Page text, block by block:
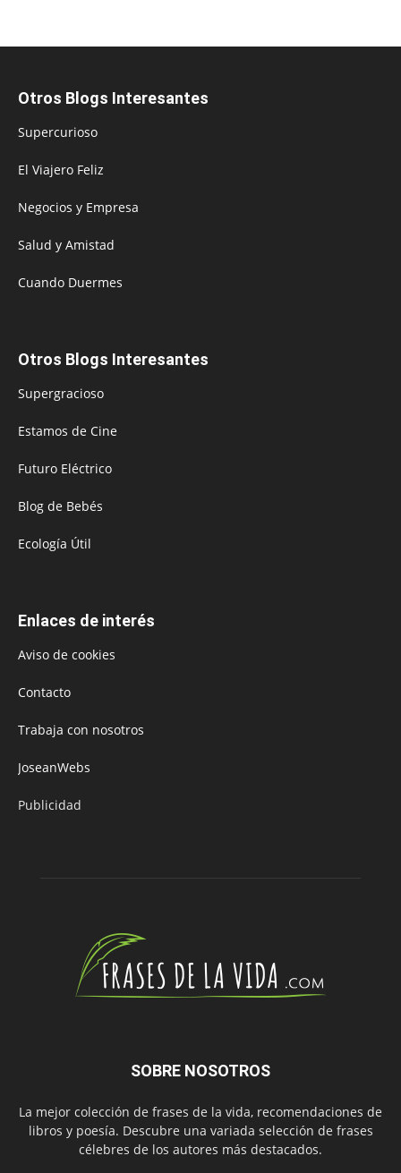
Otros Blogs Interesantes
Supercurioso
El Viajero Feliz
Negocios y Empresa
Salud y Amistad
Cuando Duermes
Otros Blogs Interesantes
Supergracioso
Estamos de Cine
Futuro Eléctrico
Blog de Bebés
Ecología Útil
Enlaces de interés
Aviso de cookies
Contacto
Trabaja con nosotros
JoseanWebs
Publicidad
SOBRE NOSOTROS
La mejor colección de frases de la vida, recomendaciones de
libros y poesía. Descubre una variada selección de frases
célebres de los autores más destacados.